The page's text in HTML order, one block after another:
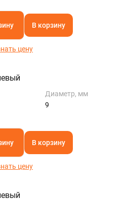
В корзину
цену
Диаметр, мм
9
В корзину
цену